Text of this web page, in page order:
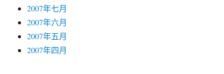
2007年七月
2007年六月
2007年五月
2007年四月